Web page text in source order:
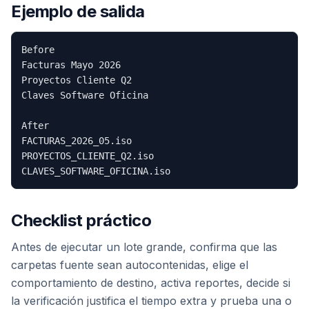
Ejemplo de salida
Before
Facturas Mayo 2026
Proyectos Cliente Q2
Claves Software Oficina
After
FACTURAS_2026_05.iso
PROYECTOS_CLIENTE_Q2.iso
Checklist práctico
Antes de ejecutar un lote grande, confirma que las
carpetas fuente sean autocontenidas, elige el
comportamiento de destino, activa reportes, decide si
la verificación justifica el tiempo extra y prueba una o